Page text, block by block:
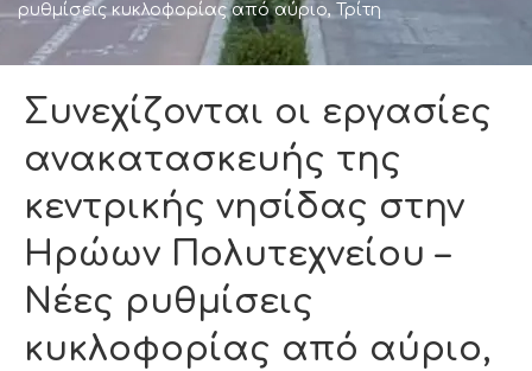
ρυθμίσεις κυκλοφορίας από αύριο, Τρίτη
Συνεχίζονται οι εργασίες
ανακατασκευής της
κεντρικής νησίδας στην
Ηρώων Πολυτεχνείου –
Νέες ρυθμίσεις
κυκλοφορίας από αύριο,